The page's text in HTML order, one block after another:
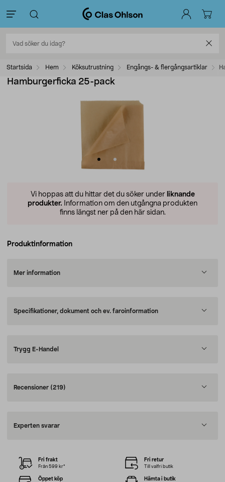
Startsida Hem Köksutrustning Engångs- & flergångsartiklar
Hamburgerficka 25-pack
Vi hoppas att du hittar det du söker under liknande
produkter. Information om den utgångna produkten
finns längst ner på den här sidan.
Produktinformation
Mer information
Specifikationer, dokument och ev. faroinformation
Trygg E-Handel
Recensioner (219)
Experten svarar
Fri frakt
Från 599 kr*
Fri retur
Till valfri butik
Öppet köp Hämta i butik